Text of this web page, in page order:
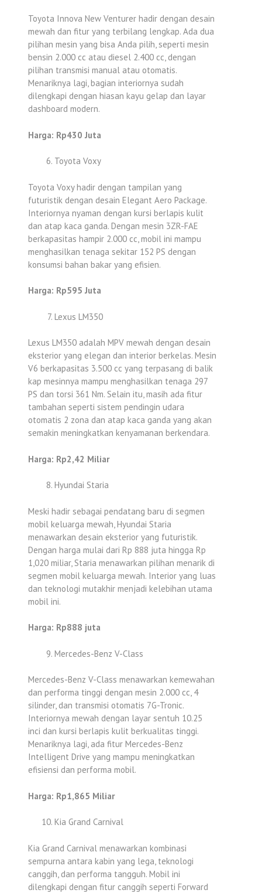
Toyota Innova New Venturer hadir dengan desain
mewah dan fitur yang terbilang lengkap. Ada dua
pilihan mesin yang bisa Anda pilih, seperti mesin
bensin 2.000 cc atau diesel 2.400 cc, dengan
pilihan transmisi manual atau otomatis.
Menariknya lagi, bagian interiornya sudah
dilengkapi dengan hiasan kayu gelap dan layar
dashboard modern.
Harga: Rp430 Juta
Toyota Voxy
Toyota Voxy hadir dengan tampilan yang
futuristik dengan desain Elegant Aero Package.
Interiornya nyaman dengan kursi berlapis kulit
dan atap kaca ganda. Dengan mesin 3ZR-FAE
berkapasitas hampir 2.000 cc, mobil ini mampu
menghasilkan tenaga sekitar 152 PS dengan
konsumsi bahan bakar yang efisien.
Harga: Rp595 Juta
Lexus LM350
Lexus LM350 adalah MPV mewah dengan desain
eksterior yang elegan dan interior berkelas. Mesin
V6 berkapasitas 3.500 cc yang terpasang di balik
kap mesinnya mampu menghasilkan tenaga 297
PS dan torsi 361 Nm. Selain itu, masih ada fitur
tambahan seperti sistem pendingin udara
otomatis 2 zona dan atap kaca ganda yang akan
semakin meningkatkan kenyamanan berkendara.
Harga: Rp2,42 Miliar
Hyundai Staria
Meski hadir sebagai pendatang baru di segmen
mobil keluarga mewah, Hyundai Staria
menawarkan desain eksterior yang futuristik.
Dengan harga mulai dari Rp 888 juta hingga Rp
1,020 miliar, Staria menawarkan pilihan menarik di
segmen mobil keluarga mewah. Interior yang luas
dan teknologi mutakhir menjadi kelebihan utama
mobil ini.
Harga: Rp888 juta
Mercedes-Benz V-Class
Mercedes-Benz V-Class menawarkan kemewahan
dan performa tinggi dengan mesin 2.000 cc, 4
silinder, dan transmisi otomatis 7G-Tronic.
Interiornya mewah dengan layar sentuh 10.25
inci dan kursi berlapis kulit berkualitas tinggi.
Menariknya lagi, ada fitur Mercedes-Benz
Intelligent Drive yang mampu meningkatkan
efisiensi dan performa mobil.
Harga: Rp1,865 Miliar
Kia Grand Carnival
Kia Grand Carnival menawarkan kombinasi
sempurna antara kabin yang lega, teknologi
canggih, dan performa tangguh. Mobil ini
dilengkapi dengan fitur canggih seperti Forward